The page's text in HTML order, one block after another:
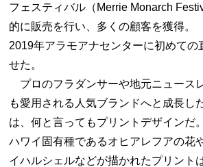
フェスティバル（Merrie Monarch
的に販売を行い、多くの顧客を獲得。
2019年アラモアナセンターに初めての
せた。
プロのフラダンサーや地元ニュース
も愛用される人気ブランドへと成長し
は、何と言ってもプリントデザインだ。
ハワイ固有種であるオヒアレフアの花
イハルシェルなどが描かれたプリント